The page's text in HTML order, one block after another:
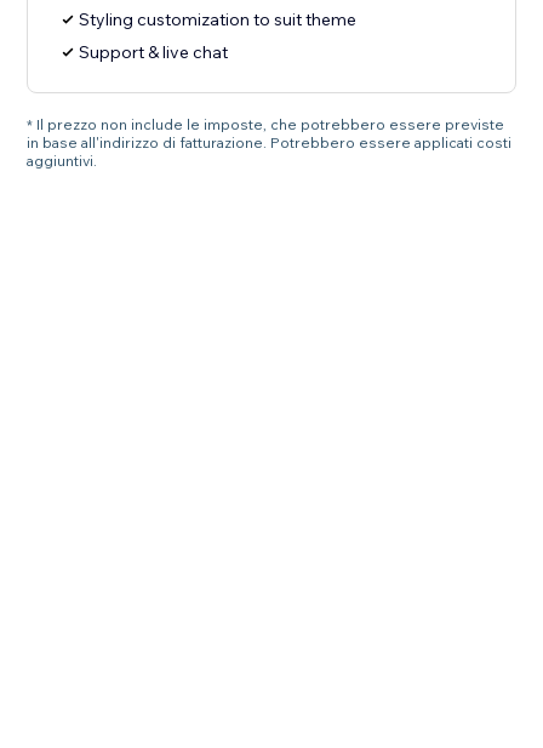
Styling customization to suit theme
Support & live chat
* Il prezzo non include le imposte, che potrebbero essere previste
in base all'indirizzo di fatturazione. Potrebbero essere applicati costi
aggiuntivi.